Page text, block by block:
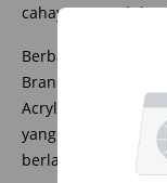
cahaya natural
Berbagai
Brand Gallery,
Acrylic Art. Selain
yang hanya
berlangsung.